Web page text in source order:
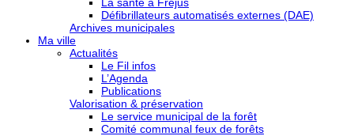
Défibrillateurs automatisés externes (DAE)
Archives municipales
Ma ville
Actualités
Le Fil infos
L’Agenda
Publications
Valorisation & préservation
Le service municipal de la forêt
Comité communal feux de forêts